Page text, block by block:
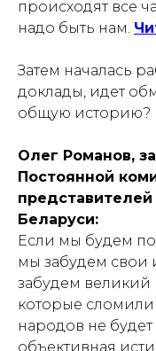
происходят все
надо быть нам.
Затем началась
доклады, идет
общую историю?
Олег Романов,
Постоянной
Беларуси:
Если мы будем
мы забудем свои
забудем
которые сломили
народов не
объективная